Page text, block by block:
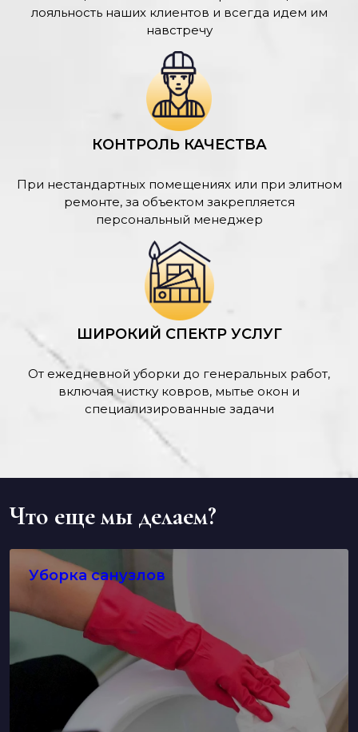
лояльность наших клиентов и всегда идем им
навстречу
КОНТРОЛЬ КАЧЕСТВА
При нестандартных помещениях или при элитном
ремонте, за объектом закрепляется
персональный менеджер
ШИРОКИЙ СПЕКТР УСЛУГ
От ежедневной уборки до генеральных работ,
включая чистку ковров, мытье окон и
специализированные задачи
Что еще мы делаем?
Уборка санузлов